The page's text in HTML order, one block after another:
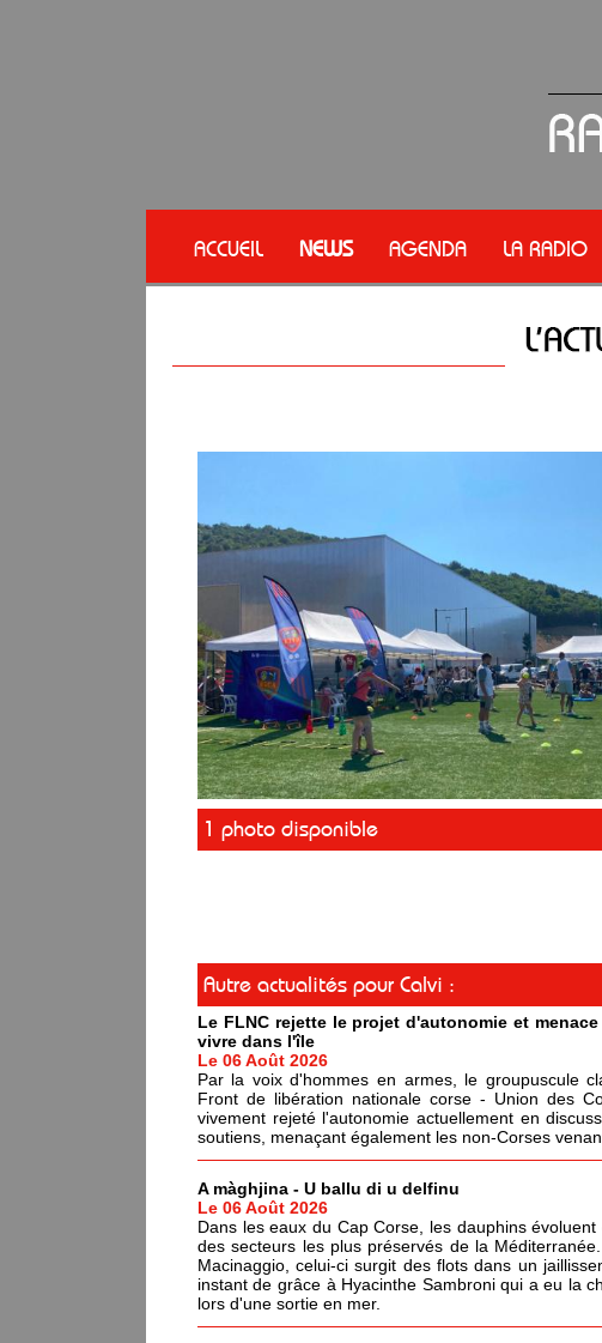
ACCUEIL NEWS AGENDA LA RADIO
1 photo disponible
Autre actualités pour Calvi :
Le FLNC rejette le projet d'autonomie et
vivre dans l'île
Le 06 Août 2026
Par la voix d'hommes en armes, le groupuscule
Front de libération nationale corse - Union des
vivement rejeté l'autonomie actuellement en
soutiens, menaçant également les non-Corses
A màghjina - U ballu di u delfinu
Le 06 Août 2026
Dans les eaux du Cap Corse, les dauphins
des secteurs les plus préservés de la
Macinaggio, celui-ci surgit des flots dans un
instant de grâce à Hyacinthe Sambroni qui a eu la
lors d'une sortie en mer.